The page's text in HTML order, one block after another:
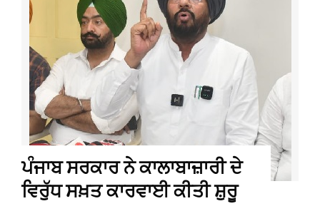
ਪੰਜਾਬ ਸਰਕਾਰ ਨੇ ਕਾਲਾਬਾਜ਼ਾਰੀ ਦੇ
ਵਿਰੁੱਧ ਸਖ਼ਤ ਕਾਰਵਾਈ ਕੀਤੀ ਸ਼ੁਰੂ